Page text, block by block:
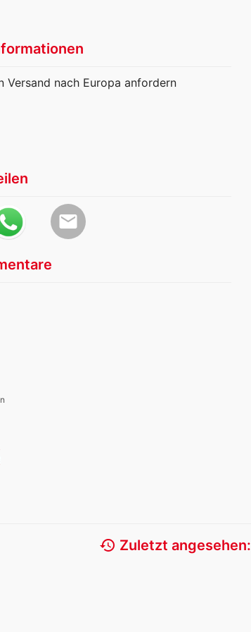
nach Europa anfordern
email
history Zuletzt angesehen: